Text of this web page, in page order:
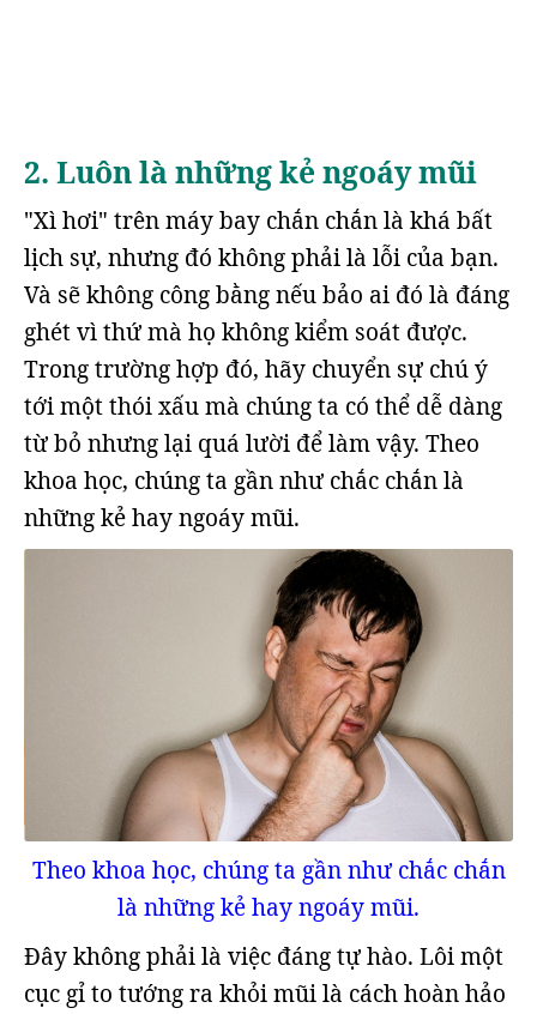
2. Luôn là những kẻ ngoáy mũi
"Xì hơi" trên máy bay chắn chắn là khá bất
lịch sự, nhưng đó không phải là lỗi của bạn.
Và sẽ không công bằng nếu bảo ai đó là đáng
ghét vì thứ mà họ không kiểm soát được.
Trong trường hợp đó, hãy chuyển sự chú ý
tới một thói xấu mà chúng ta có thể dễ dàng
từ bỏ nhưng lại quá lười để làm vậy. Theo
khoa học, chúng ta gần như chắc chắn là
những kẻ hay ngoáy mũi.
Theo khoa học, chúng ta gần như chắc chắn
là những kẻ hay ngoáy mũi.
Đây không phải là việc đáng tự hào. Lôi một
cục gỉ to tướng ra khỏi mũi là cách hoàn hảo